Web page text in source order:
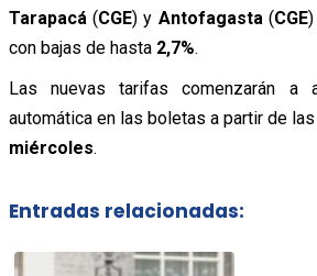
Tarapacá (CGE) y Antofagasta (CGE
con bajas de hasta 2,7%.
Las nuevas tarifas comenzarán a
automática en las boletas a partir de las
miércoles.
Entradas relacionadas: